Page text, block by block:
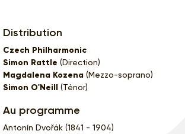
Distribution
Czech Philharmonic
Simon Rattle (Direction)
Magdalena Kozena (Mezzo-soprano)
Simon O'Neill (Ténor)
Au programme
Antonín Dvořák (1841 - 1904)